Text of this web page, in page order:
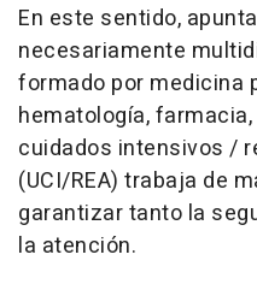
En este sentido,
necesariamente
formado por medicina
hematología,
cuidados intensivos /
(UCI/REA) trabaja de
garantizar tanto la
la atención.